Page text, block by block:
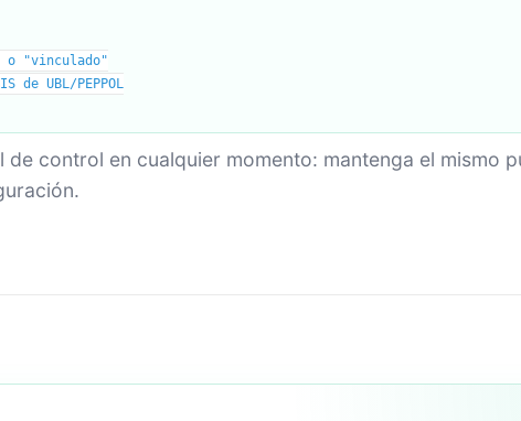
"vinculado"
PEPPOL
control en cualquier momento: mantenga el mismo